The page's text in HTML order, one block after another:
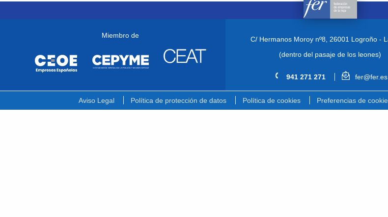
Miembro de C/ Hermanos Moroy nº8, 26001 Logroño -
(dentro del pasaje de los leones)
941 271 271 fer@fer.es
Aviso Legal Política de protección de datos Política de cookies Preferencias de